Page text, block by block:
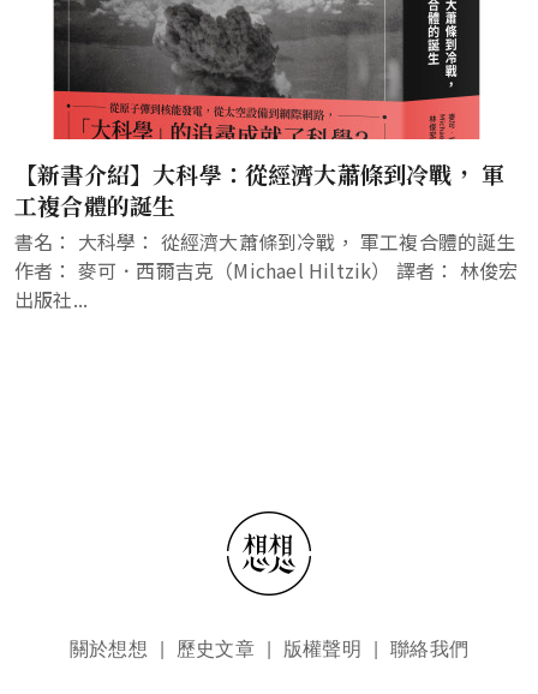
【新書介紹】大科學：從經濟大蕭條到冷戰， 軍
工複合體的誕生
書名： 大科學： 從經濟大蕭條到冷戰， 軍工複合體的誕生
作者： 麥可．西爾吉克（Michael Hiltzik） 譯者： 林俊宏
出版社...
頁尾選單關於想想 歷史文章 版權聲明 聯絡我們